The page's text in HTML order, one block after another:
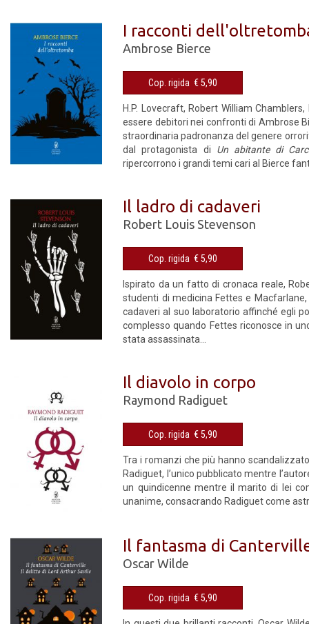
I racconti
Ambrose Bierce
Cop. rigida € 5,90
H.P. Lovecraft, Robert William
essere debitori nei confronti di Ambrose
straordinaria padronanza del genere
dal protagonista di Un abitante di
ripercorrono i grandi temi cari al Bierce
Il ladro di cadaveri
Robert Louis Stevenson
Cop. rigida € 5,90
Ispirato da un fatto di cronaca reale,
studenti di medicina Fettes e
cadaveri al suo laboratorio affinché egli
complesso quando Fettes riconosce in
stata assassinata…
Il diavolo in corpo
Raymond Radiguet
Cop. rigida € 5,90
Tra i romanzi che più hanno
Radiguet, l’unico pubblicato mentre
un quindicenne mentre il marito di lei
unanime, consacrando Radiguet come
Il fantasma di
Oscar Wilde
Cop. rigida € 5,90